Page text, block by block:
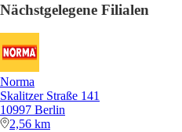
Nächstgelegene Filialen
Norma
Skalitzer Straße 141
10997 Berlin
2,56 km